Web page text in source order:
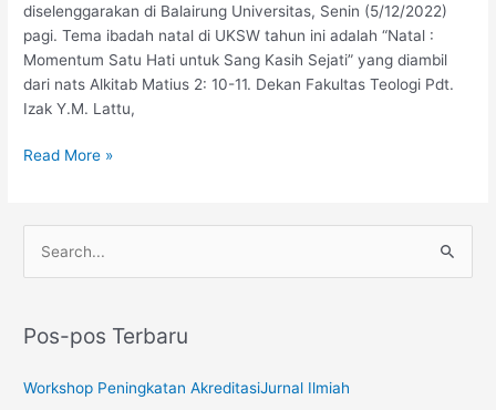
diselenggarakan di Balairung Universitas, Senin (5/12/2022)
pagi. Tema ibadah natal di UKSW tahun ini adalah “Natal :
Momentum Satu Hati untuk Sang Kasih Sejati” yang diambil
dari nats Alkitab Matius 2: 10-11. Dekan Fakultas Teologi Pdt.
Izak Y.M. Lattu,
Lupakan
Perbedaan!
Read More »
iPos-pos Terbaru
Workshop Peningkatan AkreditasiJurnal Ilmiah